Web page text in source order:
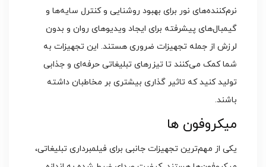
نرم‌کننده‌های نور برای بهبود روشنایی و کنترل سایه‌ها و
گیمبال‌های پیشرفته برای ایجاد ویدیوهای روان و بدون
لرزش از جمله تجهیزات ضروری هستند. این تجهیزات به
شما کمک می‌کنند تا تیزرهای تبلیغاتی حرفه‌ای و جذابی
تولید کنید که تاثیر گذاری بیشتری بر مخاطبان داشته
باشند.
میکروفون‌ ها
یکی از مهم‌ترین تجهیزات جانبی برای فیلمبرداری تبلیغاتی،